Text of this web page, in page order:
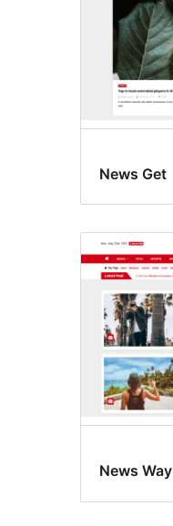
News Get
News Way